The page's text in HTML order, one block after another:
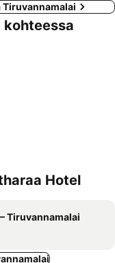
Hotel
Tiruvannamalai